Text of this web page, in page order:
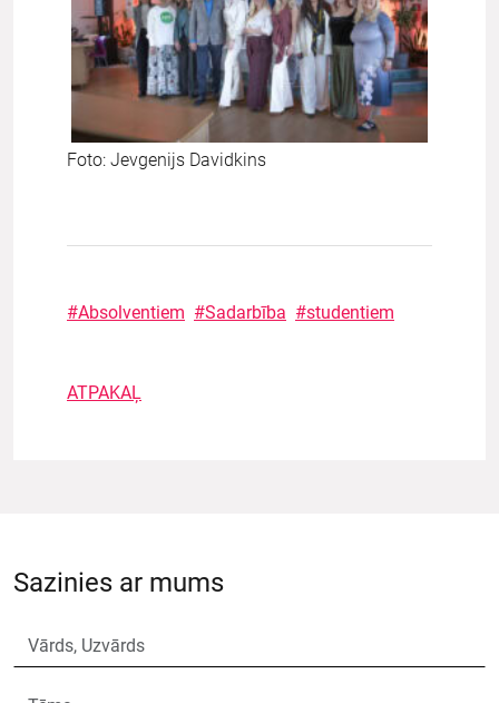
Foto: Jevgenijs Davidkins
#Absolventiem #Sadarbība #studentiem
ATPAKAĻ
Sazinies ar mums